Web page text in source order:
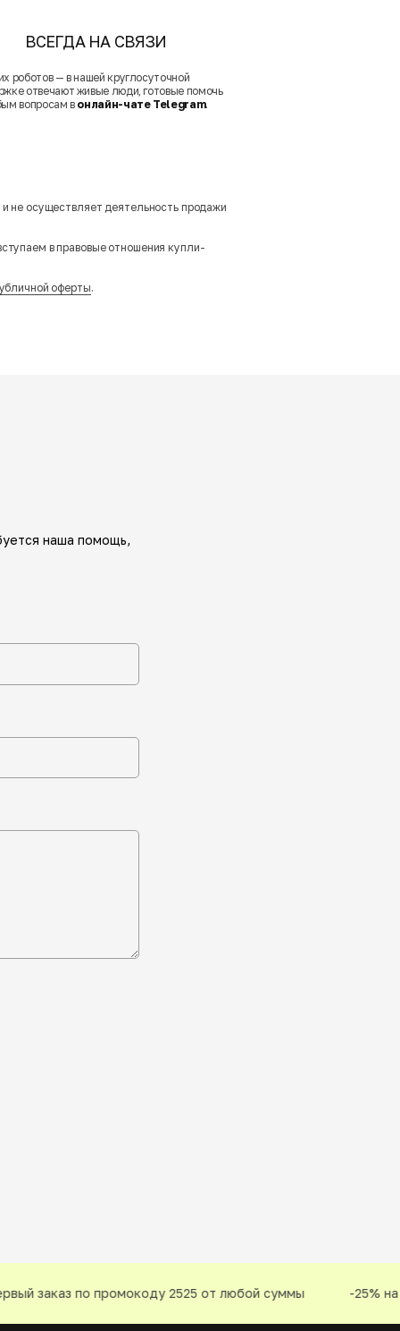
ВСЕГДА НА СВЯЗИ
роботов — в нашей круглосуточной
отвечают живые люди, готовые помочь
вопросам в онлайн-чате Telegram.
не осуществляет деятельность продажи
в правовые отношения купли-
оферты.
наша помощь,
заказ по промокоду 2525 от любой суммы -25% на